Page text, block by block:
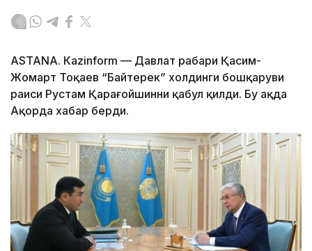
ASTANА. Каzinform — Давлат раҳбари Қасим-
Жомарт Тоқаев “Байтерек” холдинги бошқаруви
раиси Рустам Қарағойшинни қабул қилди. Бу ҳақда
Ақорда хабар берди.